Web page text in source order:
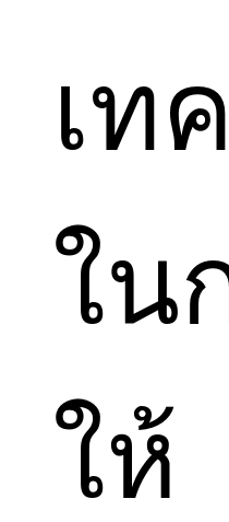
เท
ใน
ให้